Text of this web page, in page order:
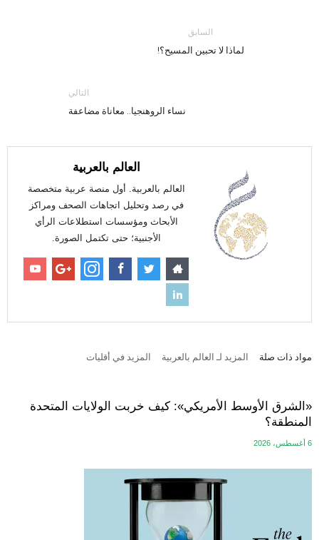
السابق
لماذا لا تحبين المسيح؟!
التالي
نساء الروهنجيا.. معاناة مضاعفة
العالم بالعربية
العالم بالعربية. أول منصة عربية متخصصة
في رصد وتحليل اتجاهات الصحف ومراكز
الأبحاث ومؤسسات استطلاعات الرأي
الأجنبية؛ حتى تكتمل الصورة.
مواد ذات صلة المزيد لـ العالم بالعربية المزيد في أقليات
«الشرق الأوسط الأمريكي»: كيف خربت الولايات المتحدة
المنطقة؟
6 أغسطس، 2026